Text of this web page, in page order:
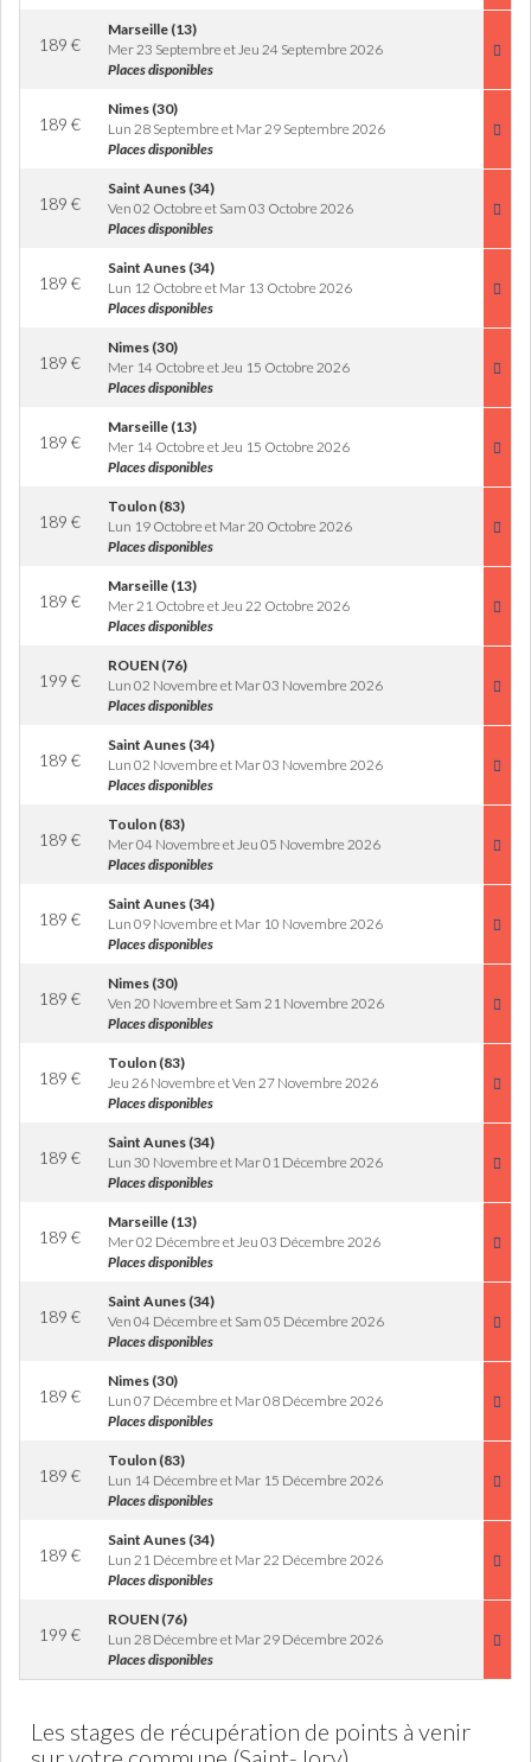
189 €
Marseille (13)
Mer 23 Septembre et Jeu 24 Septembre 2026
Places disponibles
189 €
Nimes (30)
Lun 28 Septembre et Mar 29 Septembre 2026
Places disponibles
189 €
Saint Aunes (34)
Ven 02 Octobre et Sam 03 Octobre 2026
Places disponibles
189 €
Saint Aunes (34)
Lun 12 Octobre et Mar 13 Octobre 2026
Places disponibles
189 €
Nimes (30)
Mer 14 Octobre et Jeu 15 Octobre 2026
Places disponibles
189 €
Marseille (13)
Mer 14 Octobre et Jeu 15 Octobre 2026
Places disponibles
189 €
Toulon (83)
Lun 19 Octobre et Mar 20 Octobre 2026
Places disponibles
189 €
Marseille (13)
Mer 21 Octobre et Jeu 22 Octobre 2026
Places disponibles
199 €
ROUEN (76)
Lun 02 Novembre et Mar 03 Novembre 2026
Places disponibles
189 €
Saint Aunes (34)
Lun 02 Novembre et Mar 03 Novembre 2026
Places disponibles
189 €
Toulon (83)
Mer 04 Novembre et Jeu 05 Novembre 2026
Places disponibles
189 €
Saint Aunes (34)
Lun 09 Novembre et Mar 10 Novembre 2026
Places disponibles
189 €
Nimes (30)
Ven 20 Novembre et Sam 21 Novembre 2026
Places disponibles
189 €
Toulon (83)
Jeu 26 Novembre et Ven 27 Novembre 2026
Places disponibles
189 €
Saint Aunes (34)
Lun 30 Novembre et Mar 01 Décembre 2026
Places disponibles
189 €
Marseille (13)
Mer 02 Décembre et Jeu 03 Décembre 2026
Places disponibles
189 €
Saint Aunes (34)
Ven 04 Décembre et Sam 05 Décembre 2026
Places disponibles
189 €
Nimes (30)
Lun 07 Décembre et Mar 08 Décembre 2026
Places disponibles
189 €
Toulon (83)
Lun 14 Décembre et Mar 15 Décembre 2026
Places disponibles
189 €
Saint Aunes (34)
Lun 21 Décembre et Mar 22 Décembre 2026
Places disponibles
199 €
ROUEN (76)
Lun 28 Décembre et Mar 29 Décembre 2026
Places disponibles
Les stages de récupération de points à venir